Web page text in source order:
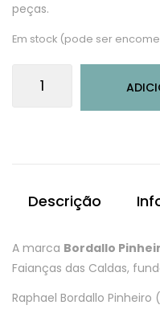
peças.
Em stock (pode ser
Descrição
A marca Bordallo
Faianças das Caldas,
Raphael Bordallo Pinheiro